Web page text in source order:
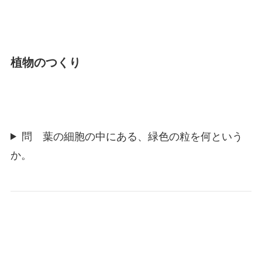
植物のつくり
問 葉の細胞の中にある、緑色の粒を何という
か。